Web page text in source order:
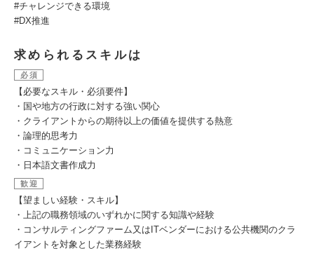
#チャレンジできる環境
#DX推進
求められるスキルは
必須
【必要なスキル・必須要件】
・国や地方の行政に対する強い関心
・クライアントからの期待以上の価値を提供する熱意
・論理的思考力
・コミュニケーション力
・日本語文書作成力
歓迎
【望ましい経験・スキル】
・上記の職務領域のいずれかに関する知識や経験
・コンサルティングファーム又はITベンダーにおける公共機関のクラ
イアントを対象とした業務経験